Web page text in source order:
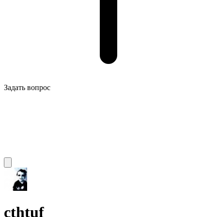
Задать вопрос
cthtuf